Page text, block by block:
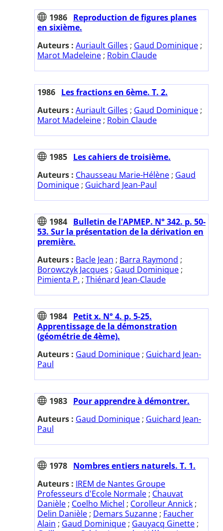
1986 Reproduction de figures planes
en sixième.
Auteurs : Auriault Gilles ; Gaud Dominique ;
Marot Madeleine ; Robin Claude
1986 Les fractions en 6ème. T. 2.
Auteurs : Auriault Gilles ; Gaud Dominique ;
Marot Madeleine ; Robin Claude
1985 Les cahiers de troisième.
Auteurs : Chausseau Marie-Hélène ; Gaud
Dominique ; Guichard Jean-Paul
1984 Bulletin de l'APMEP. N° 342. p. 50-
53. Sur la présentation de la dérivation en
première.
Auteurs : Bacle Jean ; Barra Raymond ;
Borowczyk Jacques ; Gaud Dominique ;
Pimienta P. ; Thiénard Jean-Claude
1984 Petit x. N° 4. p. 5-25.
Apprentissage de la démonstration
(géométrie de 4ème).
Auteurs : Gaud Dominique ; Guichard Jean-
Paul
1983 Pour apprendre à démontrer.
Auteurs : Gaud Dominique ; Guichard Jean-
Paul
1978 Nombres entiers naturels. T. 1.
Auteurs : IREM de Nantes Groupe
Professeurs d'Ecole Normale ; Chauvat
Danièle ; Coelho Michel ; Corolleur Annick ;
Delin Danièle ; Demars Suzanne ; Faucher
Alain ; Gaud Dominique ; Gauyacq Ginette ;